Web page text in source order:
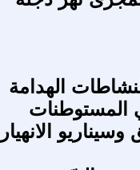
الهدامة
المستوطنات
الانهيار